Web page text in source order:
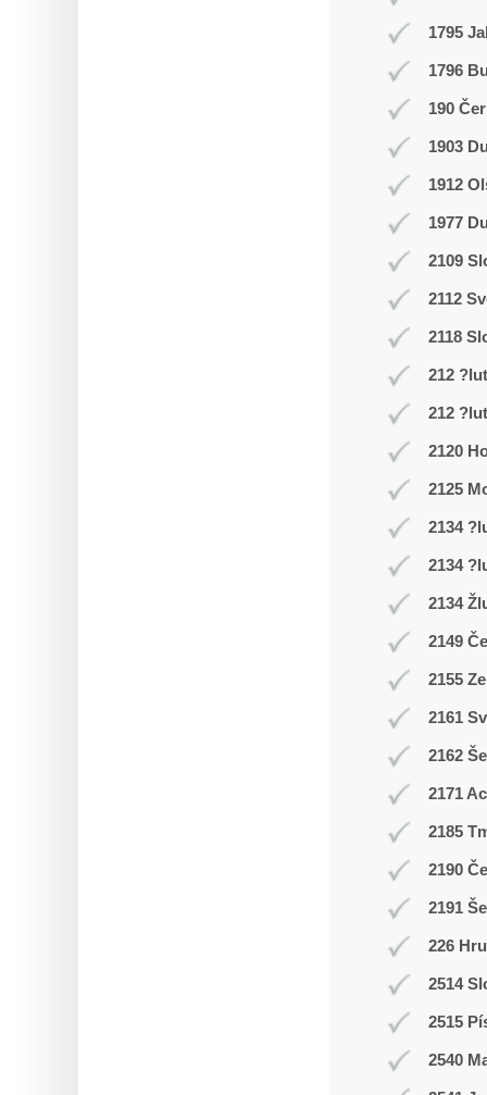
1795
1796
190
1903
1912
1977
2109
2112
2118
212 ?lut
212 ?lut
2120
2125
2134
2134
2134
2149
2155
2161
2162
2171
2185
2190
2191
226
2514
2515
2540